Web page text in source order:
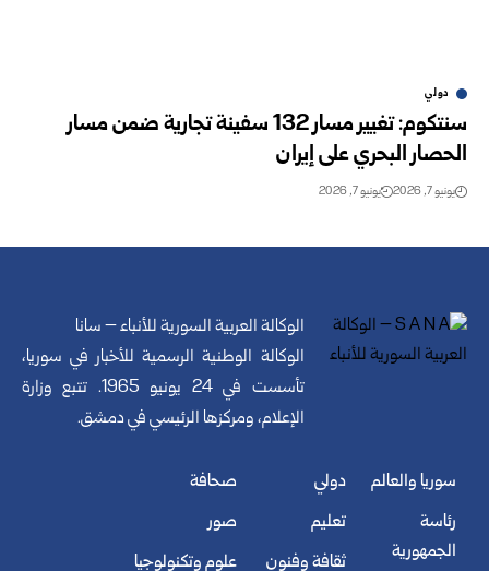
دولي
سنتكوم: تغيير مسار 132 سفينة تجارية ضمن مسار
الحصار البحري‎ ‎على إيران‎ ‎
يونيو 7, 2026 يونيو 7, 2026
الوكالة العربية السورية للأنباء – سانا
الوكالة الوطنية الرسمية للأخبار في سوريا،
تأسست في 24 يونيو 1965. تتبع وزارة
الإعلام، ومركزها الرئيسي في دمشق.
سوريا والعالم
رئاسة
الجمهورية
دولي
تعليم
ثقافة وفنون
صحافة
صور
علوم وتكنولوجيا